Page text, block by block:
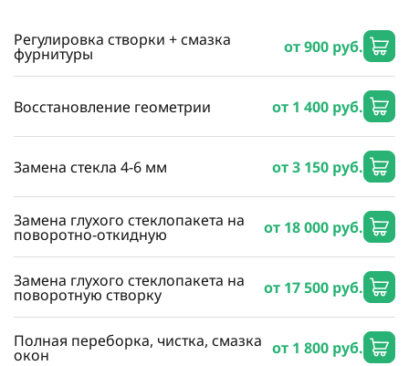
Регулировка створки + смазка
фурнитуры от 900 руб.
Восстановление геометрии от 1 400 руб.
Замена стекла 4-6 мм от 3 150 руб.
Замена глухого стеклопакета на
поворотно-откидную от 18 000 руб.
Замена глухого стеклопакета на
поворотную створку от 17 500 руб.
Полная переборка, чистка, смазка
окон от 1 800 руб.